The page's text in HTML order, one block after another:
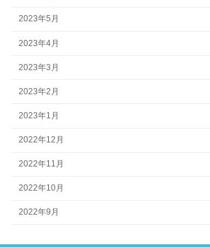
2023年5月
2023年4月
2023年3月
2023年2月
2023年1月
2022年12月
2022年11月
2022年10月
2022年9月